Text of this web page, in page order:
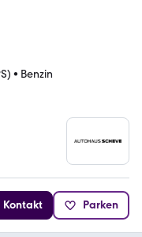
• Benzin
Kontakt Parken